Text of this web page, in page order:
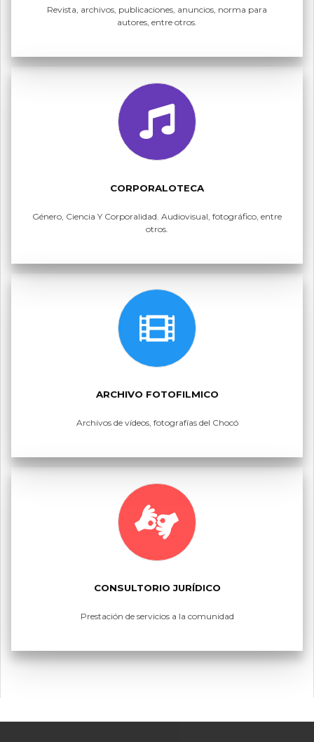
Revista, archivos, publicaciones, anuncios, norma para
autores, entre otros.
CORPORALOTECA
Género, Ciencia Y Corporalidad. Audiovisual, fotográfico, entre
otros.
ARCHIVO FOTOFILMICO
Archivos de vídeos, fotografías del Chocó
CONSULTORIO JURÍDICO
Prestación de servicios a la comunidad